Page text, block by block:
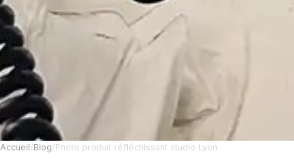
Accueil/Blog/Photo produit réfléchissant studio Lyon